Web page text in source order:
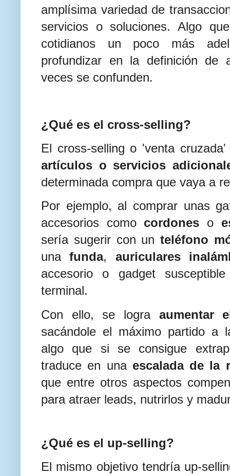
amplísima variedad de
servicios o soluciones. Algo
cotidianos un poco más
profundizar en la definición de
veces se confunden.
¿Qué es el cross-selling?
El cross-selling o 'venta
artículos o servicios
determinada compra que vaya a
Por ejemplo, al comprar unas
accesorios como cordones o
sería sugerir con un teléfono
unafunda, auriculares
accesorio o gadget
terminal.
Con ello, se logra aumentar
sacándole el máximo partido a
algo que si se consigue
traduce en una escalada de la
que entre otros aspectos
para atraer leads, nutrirlos y
¿Qué es el up-selling?
El mismo objetivo tendría up-